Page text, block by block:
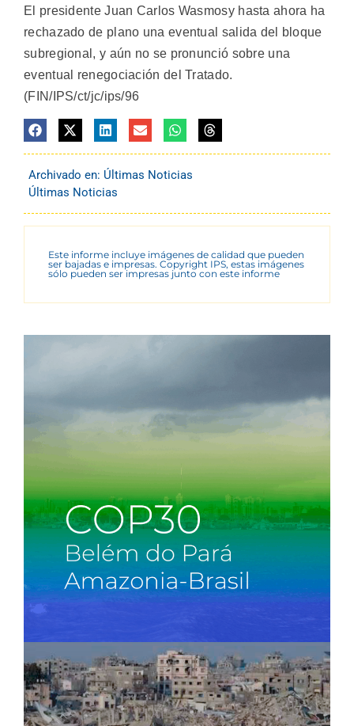
El presidente Juan Carlos Wasmosy hasta ahora ha
rechazado de plano una eventual salida del bloque
subregional, y aún no se pronunció sobre una
eventual renegociación del Tratado.
(FIN/IPS/ct/jc/ips/96
Archivado en: Últimas Noticias
Últimas Noticias
Este informe incluye imágenes de calidad que pueden
ser bajadas e impresas. Copyright IPS, estas imágenes
sólo pueden ser impresas junto con este informe